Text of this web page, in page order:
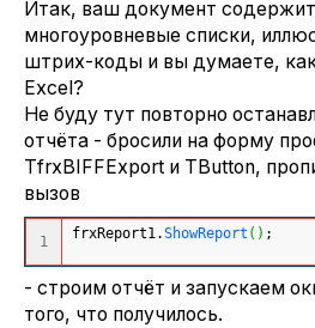
Итак, ваш документ
многоуровневые списки,
штрих-коды и вы думаете,
Excel?
Не буду тут повторно
отчёта - бросили на форму
TfrxBIFFExport и TButton,
вызов
frxReport1.ShowReport ( ) ;
- строим отчёт и запускаем
того, что получилось.